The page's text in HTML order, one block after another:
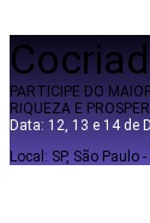
PARTICIPE DO
RIQUEZA E
Data: 12, 13 e 14 de
Local: SP, São Paulo -